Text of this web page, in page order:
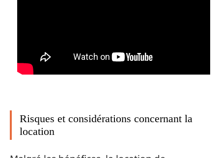
Risques et considérations concernant la
location